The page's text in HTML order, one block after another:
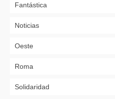
Fantástica
Noticias
Oeste
Roma
Solidaridad